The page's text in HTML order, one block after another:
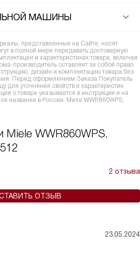
МАШИНЫ
представленные на Сайте, носят
в полной мере передавать достоверную
и характеристиках товара, включая
производитель оставляет за собой право
дизайн и комплектацию товара без
Перед оформлением Заказа Покупатель
для уточнения свойств и характеристик
о товаре указывается в инструкции и на
название в России: Миле WWR860WPS,
WWR860WPS,
2 отзыва
ОТЗЫВ
23.05.2024